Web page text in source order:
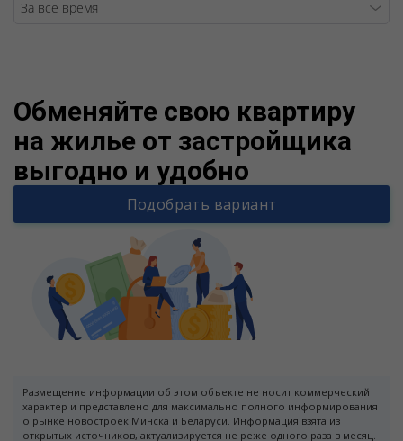
Обменяйте свою квартиру
на жилье от застройщика
выгодно и удобно
Подобрать вариант
Размещение информации об этом объекте не носит коммерческий
характер и представлено для максимально полного информирования
о рынке новостроек Минска и Беларуси. Информация взята из
открытых источников, актуализируется не реже одного раза в месяц.